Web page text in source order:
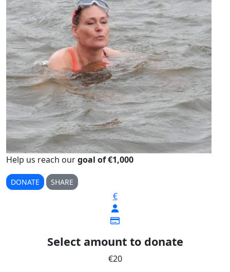
Help us reach ourgoal of €1,000
DONATE SHARE
€
Select amount to donate
€20